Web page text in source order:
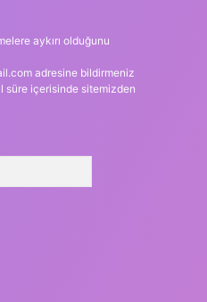
aykırı olduğunu
adresine bildirmeniz
süre içerisinde sitemizden